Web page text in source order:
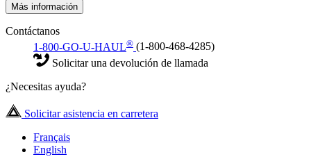
Más información
Contáctanos
1-800-GO-U-HAUL® (1-800-468-4285)
Solicitar una devolución de llamada
¿Necesitas ayuda?
Solicitar asistencia en carretera
Français
English